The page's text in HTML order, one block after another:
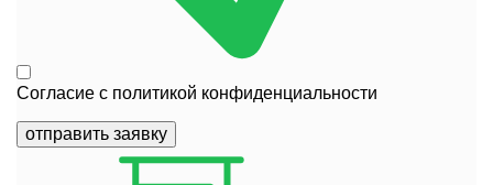
Согласие с политикой конфиденциальности
отправить заявку